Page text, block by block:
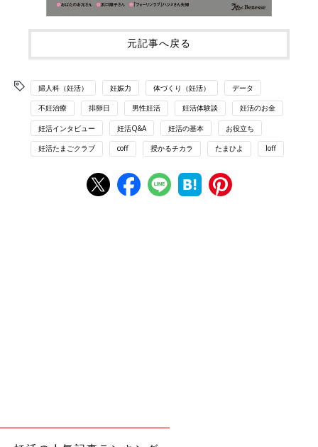
元記事へ戻る
婦人科（妊活） 妊娠力 体づくり（妊活） データ
不妊治療 排卵日 男性妊活 妊活体験談 妊活のお金
妊活インタビュー 妊活Q&A 妊活の基本 お役立ち
妊活たまごクラブ coff 授かるチカラ たまひよ loff